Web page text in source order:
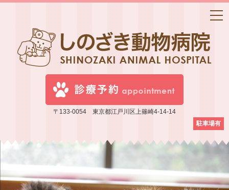
〒133-0054 東京都江戸川区上篠崎4-14-14
駐車場有